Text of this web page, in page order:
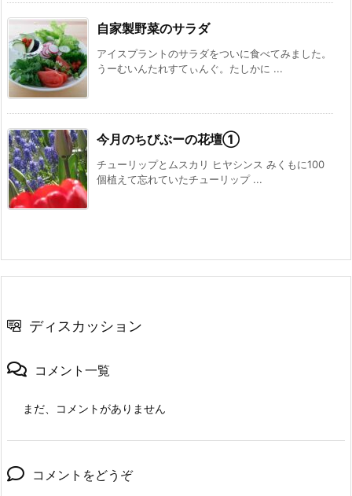
自家製野菜のサラダ
アイスプラントのサラダをついに食べてみました。
うーむいんたれすてぃんぐ。たしかに ...
今月のちびぶーの花壇①
チューリップとムスカリ ヒヤシンス みくもに100
個植えて忘れていたチューリップ ...
ディスカッション
コメント一覧
まだ、コメントがありません
コメントをどうぞ